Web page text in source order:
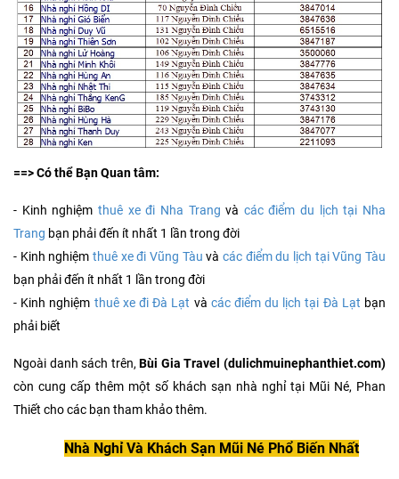
==> Có thể Bạn Quan tâm:
- Kinh nghiệm thuê xe đi Nha Trang và các điểm du lịch tại Nha
Trang bạn phải đến ít nhất 1 lần trong đời
- Kinh nghiệm thuê xe đi Vũng Tàuvàcác điểm du lịch tại Vũng Tàu
bạn phải đến ít nhất 1 lần trong đời
- Kinh nghiệm thuê xe đi Đà Lạt và các điểm du lịch tại Đà Lạt bạn
phải biết
Ngoài danh sách trên,Bùi Gia Travel (dulichmuinephanthiet.com)
còn cung cấp thêm một số khách sạn nhà nghỉ tại Mũi Né, Phan
Thiết cho các bạn tham khảo thêm.
Nhà Nghỉ Và Khách Sạn Mũi Né Phổ Biến Nhất